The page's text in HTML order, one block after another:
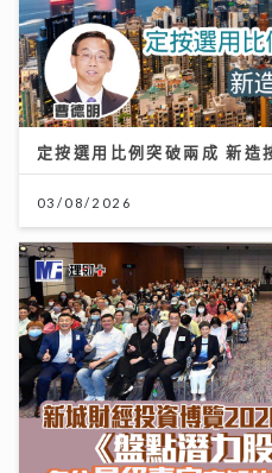
定按選用比例突破兩成 新造
03/08/2026